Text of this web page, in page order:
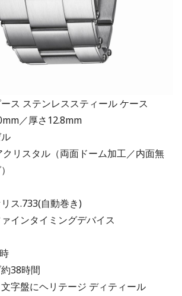
ス ステンレススティール ケース
／厚さ12.8mm
クリスタル（両面ドーム加工／内面無
）
ス.733(自動巻き)
インタイミングデバイス
38時間
字盤にヘリテージ ディティール